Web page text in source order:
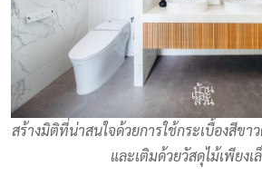
สร้างมิติที่น่าสนใจด้วยการใช้กระเบื้องสีขา
และเติมด้วยวัสดุไม้เพียงเ